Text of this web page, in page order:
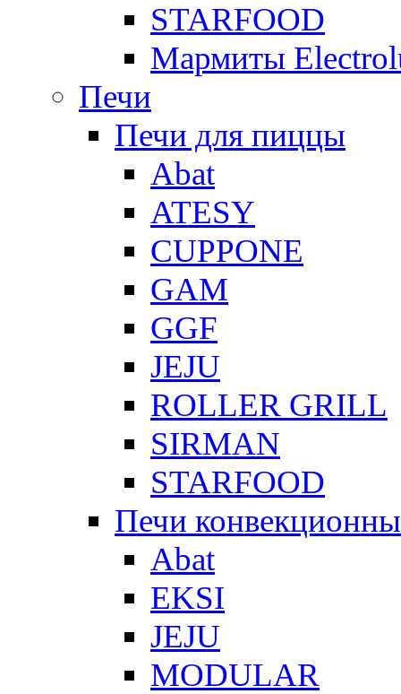
STARFOOD
Мармиты
Печи
Печи для пиццы
Abat
ATESY
CUPPONE
GAM
GGF
JEJU
ROLLER GRILL
SIRMAN
STARFOOD
Печи
Abat
EKSI
JEJU
MODULAR